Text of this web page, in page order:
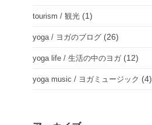
tourism / 観光 (1)
yoga / ヨガのブログ (26)
yoga life / 生活の中のヨガ(12)
yoga music / ヨガミュージック (4)